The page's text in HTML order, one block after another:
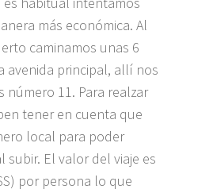
más económica. Al
caminamos unas 6
avenida principal, allí nos
número 11. Para realzar
tener en cuenta que
local para poder
subir. El valor del viaje es
por persona lo que